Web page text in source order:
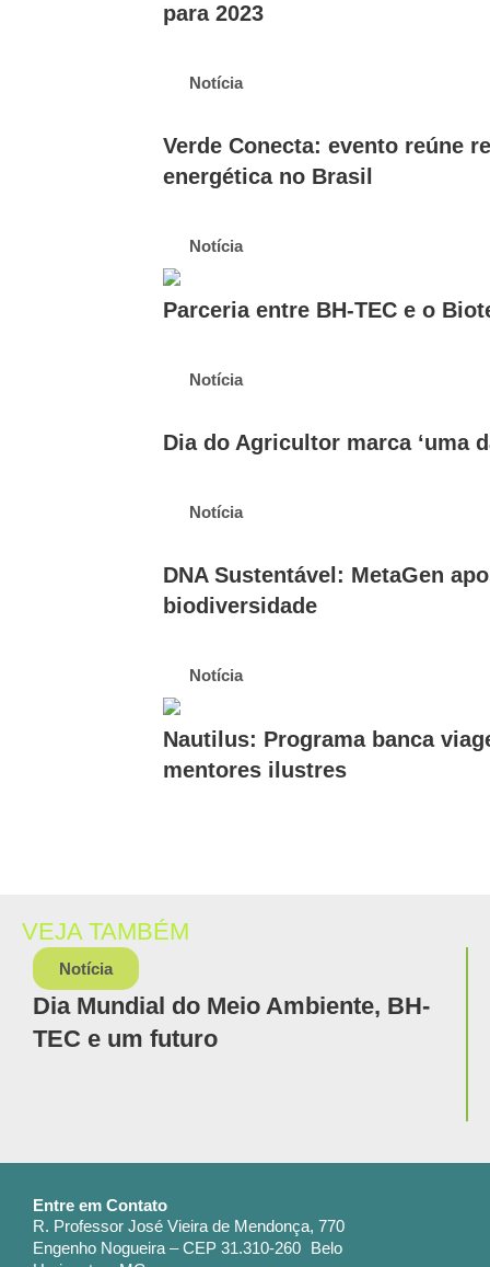
para 2023
Notícia
Verde Conecta: evento reúne
energética no Brasil
Notícia
Parceria entre BH-TEC e o
Notícia
Dia do Agricultor marca ‘uma
Notícia
DNA Sustentável: MetaGen
biodiversidade
Notícia
Nautilus: Programa banca
mentores ilustres
VEJA TAMBÉM
Notícia
Dia Mundial do Meio Ambiente, BH-
TEC e um futuro
Entre em Contato
R. Professor José Vieira de Mendonça, 770
Engenho Nogueira – CEP 31.310-260 Belo